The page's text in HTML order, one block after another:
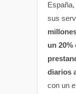
sus
un 20%
diarios
con un